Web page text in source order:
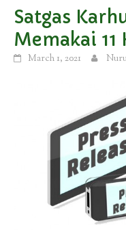
Satgas
Memakai
March 1, 2021